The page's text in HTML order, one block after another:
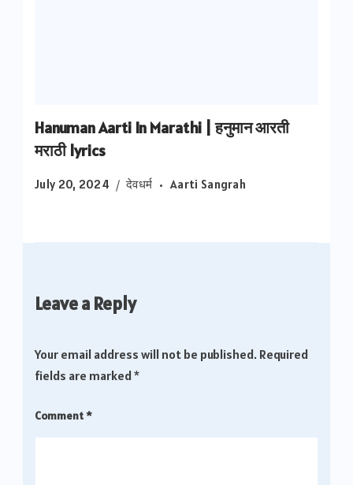
Hanuman Aarti In Marathi | हनुमान आरती
मराठी lyrics
July 20, 2024 देवधर्म Aarti Sangrah
Leave a Reply
Your email address will not be published. Required
fields are marked *
Comment*